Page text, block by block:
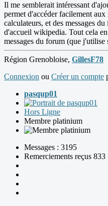
Il me semblerait intéressant
permet d'accéder facilement
calculateurs, et des messages
d'accueil wikipedia. Tout cela
messages du forum (que j'utilise
Région Grenobloise, GillesF78
Connexion ou Créer un compte
pasqup01
Hors Ligne
Membre platinium
Messages : 3195
Remerciements reçus 833